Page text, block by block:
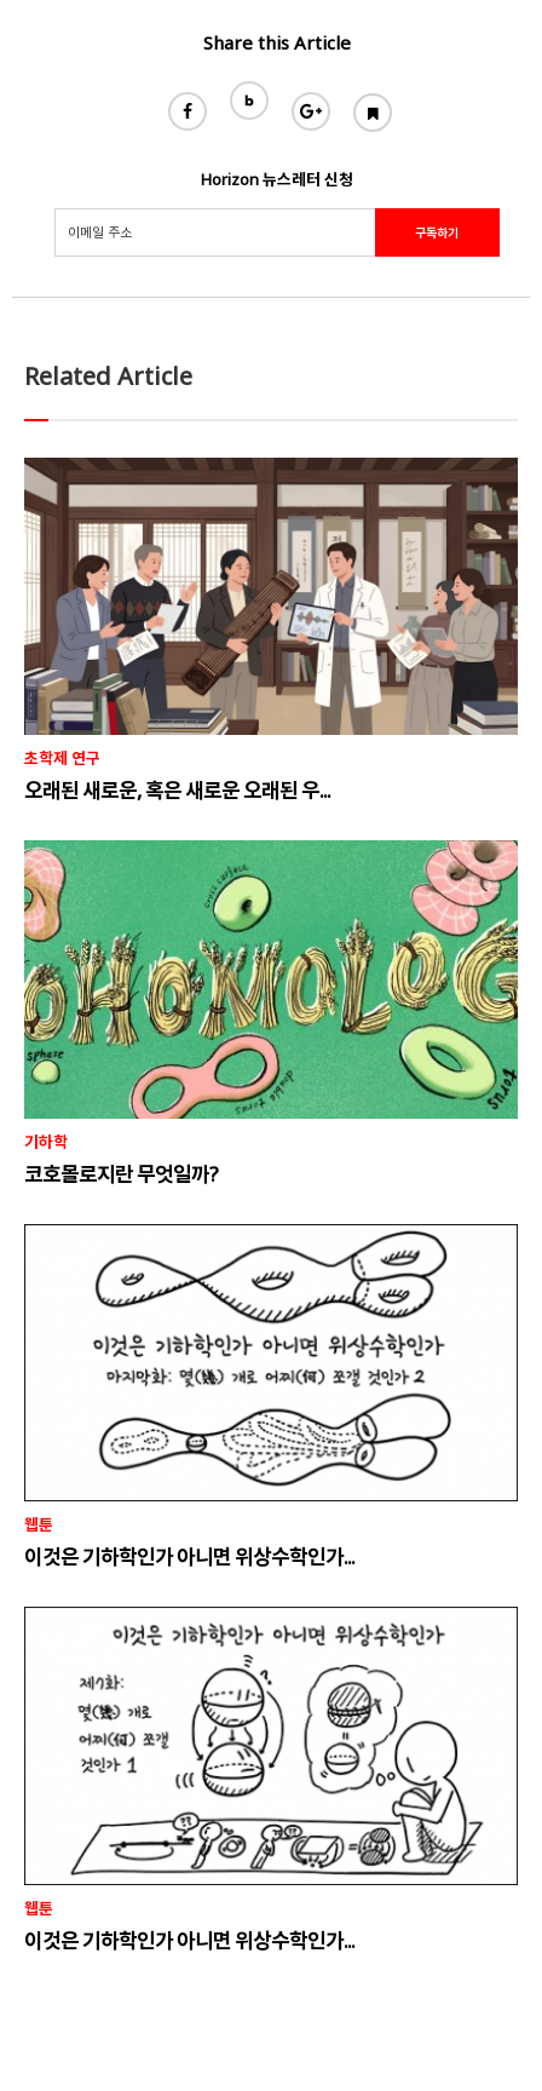
Share this Article
Horizon 뉴스레터 신청
Related Article
초학제 연구
오래된 새로운, 혹은 새로운 오래된 우...
기하학
코호몰로지란 무엇일까?
웹툰
이것은 기하학인가 아니면 위상수학인가...
웹툰
이것은 기하학인가 아니면 위상수학인가...